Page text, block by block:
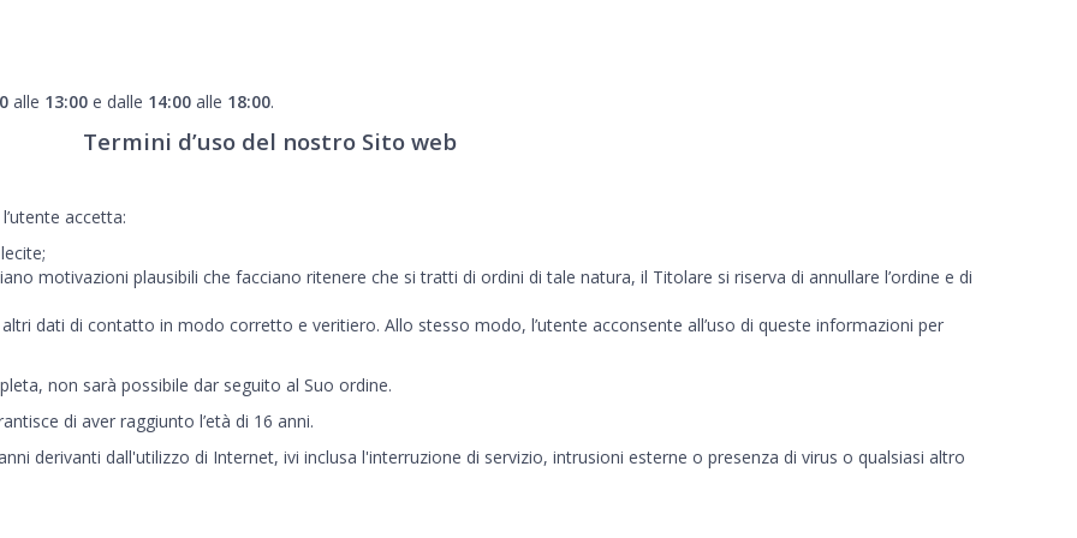
alle 13:00 e dalle 14:00 alle 18:00.
Termini d’uso del nostro Sito web
accetta:
motivazioni plausibili che facciano ritenere che si tratti di ordini di tale natura, il Titolare si riserva di annullare l’ordine e di
dati di contatto in modo corretto e veritiero. Allo stesso modo, l’utente acconsente all’uso di queste informazioni per
non sarà possibile dar seguito al Suo ordine.
di aver raggiunto l’età di 16 anni.
derivanti dall'utilizzo di Internet, ivi inclusa l'interruzione di servizio, intrusioni esterne o presenza di virus o qualsiasi altro